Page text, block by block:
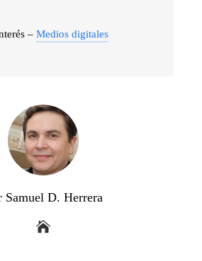
– Medios digitales
Samuel D. Herrera